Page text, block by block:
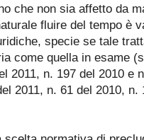
che non sia affetto da
fluire del tempo è
specie se tale
come quella in esame
2011, n. 197 del 2010 e
2011, n. 61 del 2010, n.